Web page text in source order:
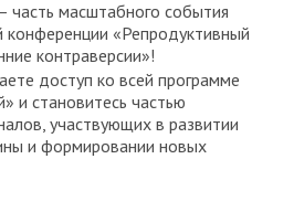
часть масштабного события
«Репродуктивный
контраверсии»!
доступ ко всей программе
и становитесь частью
участвующих в развитии
и формировании новых